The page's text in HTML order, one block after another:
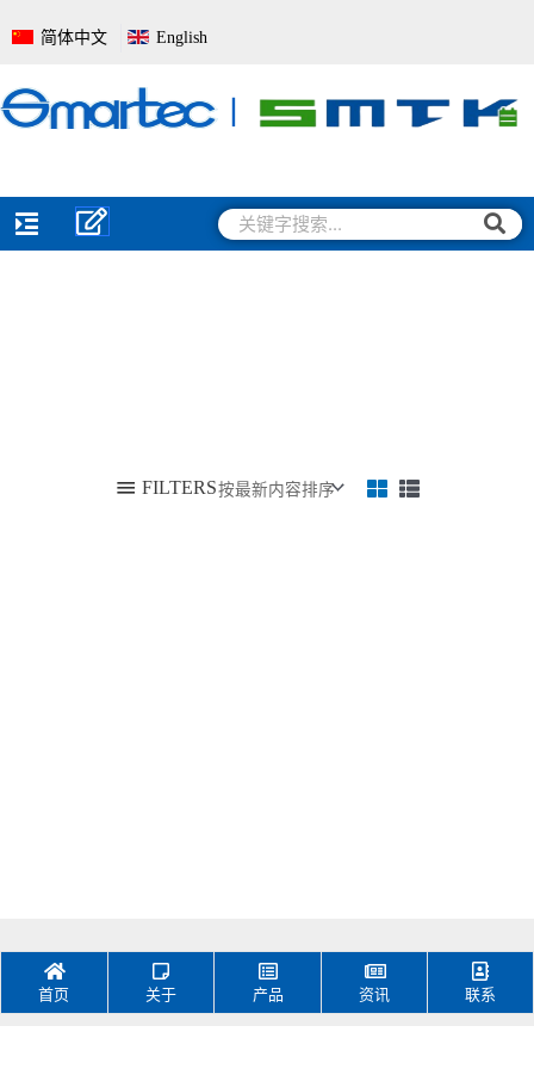
至
容
简体中文 English
搜
索
搜
索
FILTERS
H59
首页 关于 产品 资讯 联系